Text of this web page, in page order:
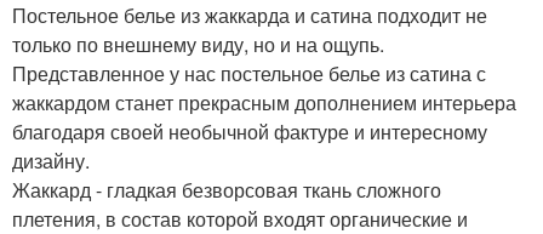
Постельное белье из жаккарда и сатина подходит не
только по внешнему виду, но и на ощупь.
Представленное у нас постельное белье из сатина с
жаккардом станет прекрасным дополнением интерьера
благодаря своей необычной фактуре и интересному
дизайну.
Жаккард - гладкая безворсовая ткань сложного
плетения, в состав которой входят органические и